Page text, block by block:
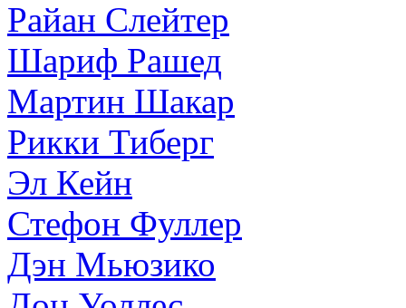
Райан Слейтер
Шариф Рашед
Мартин Шакар
Рикки Тиберг
Эл Кейн
Стефон Фуллер
Дэн Мьюзико